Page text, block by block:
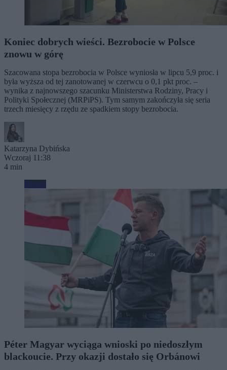
Koniec dobrych wieści. Bezrobocie w Polsce
znowu w górę
Szacowana stopa bezrobocia w Polsce wyniosła w lipcu 5,9 proc. i
była wyższa od tej zanotowanej w czerwcu o 0,1 pkt proc. –
wynika z najnowszego szacunku Ministerstwa Rodziny, Pracy i
Polityki Społecznej (MRPiPS). Tym samym zakończyła się seria
trzech miesięcy z rzędu ze spadkiem stopy bezrobocia.
Katarzyna Dybińska
Wczoraj 11:38
4 min
Biznes
Péter Magyar wyciąga wnioski po niedoszłym
blackoucie. Przy okazji dostało się Orbánowi